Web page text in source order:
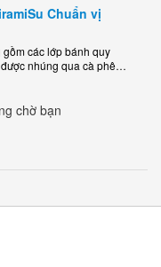
Chuẩn vị
các lớp bánh quy
nhúng qua cà phê
chờ bạn